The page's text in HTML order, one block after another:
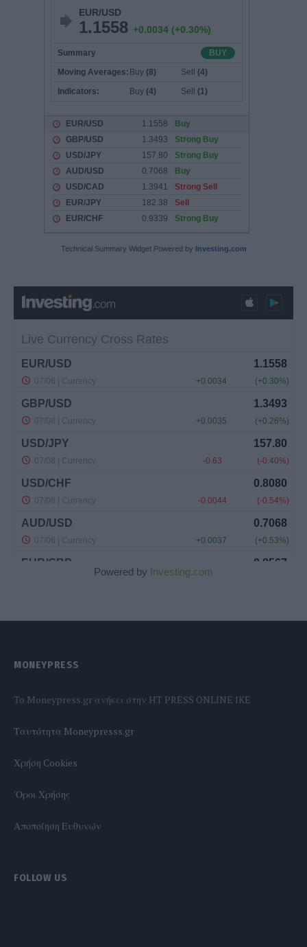
Technical Summary Widget Powered by Investing.com
Powered by Investing.com
MONEYPRESS
To Moneypress.gr ανήκει στην HT PRESS ONLINE IKE
Tαυτότητα Moneypresss.gr
Χρήση Cookies
'Οροι Χρήσης
Αποποίηση Ευθυνών
FOLLOW US